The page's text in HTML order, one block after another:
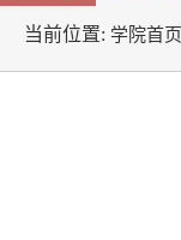
当前位置: 学院首页